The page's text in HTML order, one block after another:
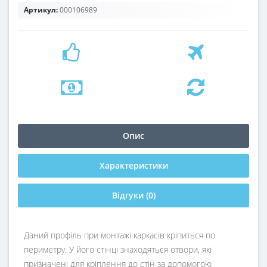
Артикул:000106989
Опис
Характеристики
Відгуки (0)
Даний профіль при монтажі каркасів кріпиться по
периметру. У його стінці знаходяться отвори, які
призначені для кріплення до стін за допомогою